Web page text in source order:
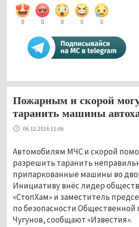
0 0 0 0 0
Пожарным и скорой
таранить машины
06.12.2016 11:06
Автомобилям МЧС и скорой
разрешить таранить
припаркованные машины во
Инициативу внёс лидер
«СтопХам» и заместитель
по безопасности
Чугунов, сообщают «Известия».